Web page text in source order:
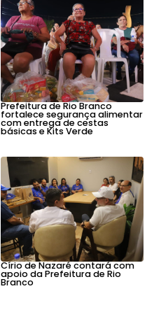
Prefeitura de Rio Branco
fortalece segurança alimentar
com entrega de cestas
básicas e Kits Verde
Círio de Nazaré contará com
apoio da Prefeitura de Rio
Branco